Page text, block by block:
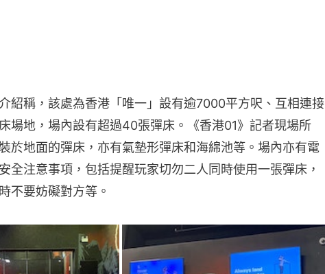
紹稱，該處為香港「唯一」設有逾7000平方呎、互相連接
場地，場內設有超過40張彈床。《香港01》記者現場所
於地面的彈床，亦有氣墊形彈床和海綿池等。場內亦有電
全注意事項，包括提醒玩家切勿二人同時使用一張彈床，
不要妨礙對方等。